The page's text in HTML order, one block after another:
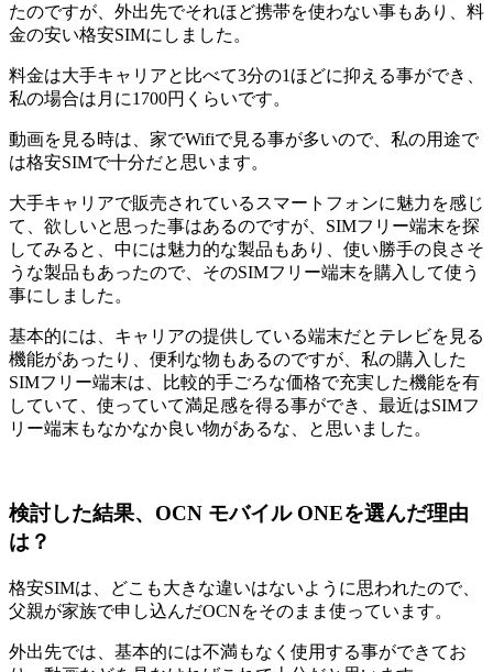
たのですが、外出先でそれほど携帯を使わない事もあり、料
金の安い格安SIMにしました。
料金は大手キャリアと比べて3分の1ほどに抑える事ができ、
私の場合は月に1700円くらいです。
動画を見る時は、家でWifiで見る事が多いので、私の用途で
は格安SIMで十分だと思います。
大手キャリアで販売されているスマートフォンに魅力を感じ
て、欲しいと思った事はあるのですが、SIMフリー端末を探
してみると、中には魅力的な製品もあり、使い勝手の良さそ
うな製品もあったので、そのSIMフリー端末を購入して使う
事にしました。
基本的には、キャリアの提供している端末だとテレビを見る
機能があったり、便利な物もあるのですが、私の購入した
SIMフリー端末は、比較的手ごろな価格で充実した機能を有
していて、使っていて満足感を得る事ができ、最近はSIMフ
リー端末もなかなか良い物があるな、と思いました。
検討した結果、OCN モバイル ONEを選んだ理由
は？
格安SIMは、どこも大きな違いはないように思われたので、
父親が家族で申し込んだOCNをそのまま使っています。
外出先では、基本的には不満もなく使用する事ができてお